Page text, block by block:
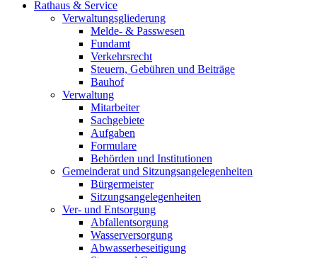
Rathaus & Service
Verwaltungsgliederung
Melde- & Passwesen
Fundamt
Verkehrsrecht
Steuern, Gebühren und Beiträge
Bauhof
Verwaltung
Mitarbeiter
Sachgebiete
Aufgaben
Formulare
Behörden und Institutionen
Gemeinderat und Sitzungsangelegenheiten
Bürgermeister
Sitzungsangelegenheiten
Ver- und Entsorgung
Abfallentsorgung
Wasserversorgung
Abwasserbeseitigung